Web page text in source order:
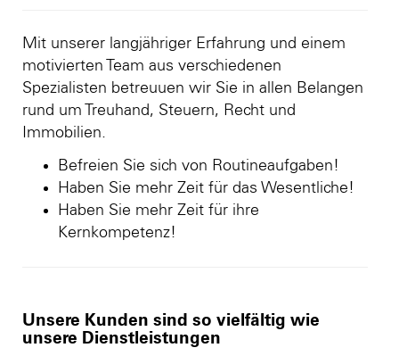
Mit unserer langjähriger Erfahrung und einem
motivierten Team aus verschiedenen
Spezialisten betreuuen wir Sie in allen Belangen
rund um Treuhand, Steuern, Recht und
Immobilien.
Befreien Sie sich von Routineaufgaben!
Haben Sie mehr Zeit für das Wesentliche!
Haben Sie mehr Zeit für ihre
Kernkompetenz!
Unsere Kunden sind so vielfältig wie
unsere Dienstleistungen